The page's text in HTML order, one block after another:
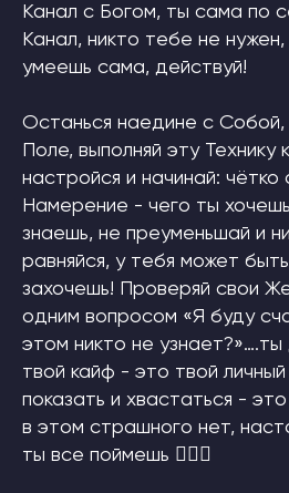
Канал с Богом, ты сама по
Канал, никто тебе не
умеешь сама, действуй!
Останься наедине с Собой,
Поле, выполняй эту Технику
настройся и начинай:
Намерение - чего ты
знаешь, не преуменьшай и
равняйся, у тебя может
захочешь! Проверяй свои
одним вопросом «Я буду
этом никто не
твой кайф - это твой
показать и хвастаться -
в этом страшного нет,
ты все поймешь 🙋🏼‍♀️